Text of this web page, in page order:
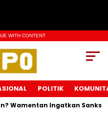
WITH CONTENT
POLITIK
Ingatkan Sanksi